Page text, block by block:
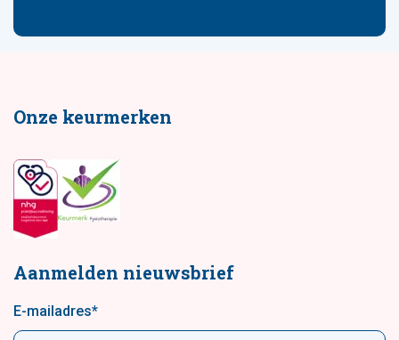
Onze keurmerken
Aanmelden nieuwsbrief
E-mailadres*